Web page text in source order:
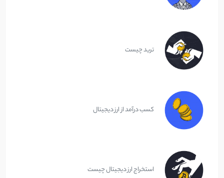
ترید چیست
کسب درآمد از ارز دیجیتال
استخراج ارز دیجیتال چیست